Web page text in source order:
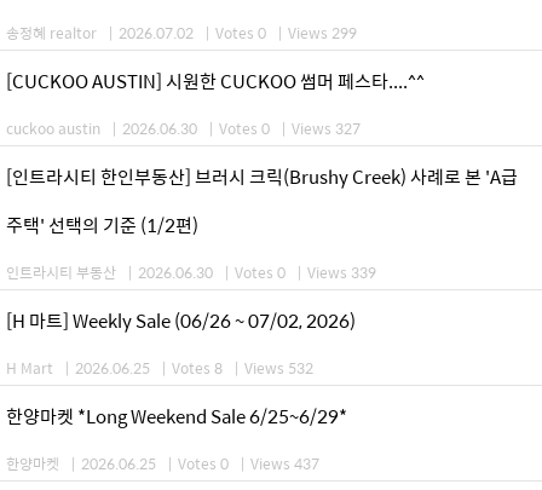
송정혜 realtor | 2026.07.02 | Votes 0 | Views 299
[CUCKOO AUSTIN] 시원한 CUCKOO 썸머 페스타....^^
cuckoo austin | 2026.06.30 | Votes 0 | Views 327
[인트라시티 한인부동산] 브러시 크릭(Brushy Creek) 사례로 본 'A급
주택' 선택의 기준 (1/2편)
인트라시티 부동산 | 2026.06.30 | Votes 0 | Views 339
[H 마트] Weekly Sale (06/26 ~ 07/02, 2026)
H Mart | 2026.06.25 | Votes 8 | Views 532
한양마켓 *Long Weekend Sale 6/25~6/29*
한양마켓 | 2026.06.25 | Votes 0 | Views 437